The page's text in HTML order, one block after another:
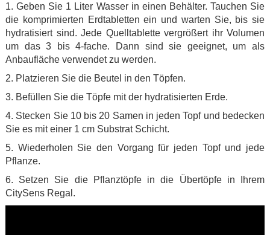
1. Geben Sie 1 Liter Wasser in einen Behälter. Tauchen Sie
die komprimierten Erdtabletten ein und warten Sie, bis sie
hydratisiert sind. Jede Quelltablette vergrößert ihr Volumen
um das 3 bis 4-fache. Dann sind sie geeignet, um als
Anbaufläche verwendet zu werden.
2. Platzieren Sie die Beutel in den Töpfen.
3. Befüllen Sie die Töpfe mit der hydratisierten Erde.
4. Stecken Sie 10 bis 20 Samen in jeden Topf und bedecken
Sie es mit einer 1 cm Substrat Schicht.
5. Wiederholen Sie den Vorgang für jeden Topf und jede
Pflanze.
6. Setzen Sie die Pflanztöpfe in die Übertöpfe in Ihrem
CitySens Regal.